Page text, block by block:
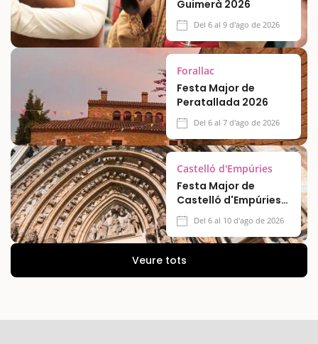
Guimerà 2026
Del 6 al 9 d'ago de 2026
Forallac
Festa Major de
Peratallada 2026
Del 6 al 7 d'ago de 2026
Castelló d'Empúries
Festa Major de
Castelló d'Empúries
2026Del 6 al 10 d'ago de 2026
Veure tots